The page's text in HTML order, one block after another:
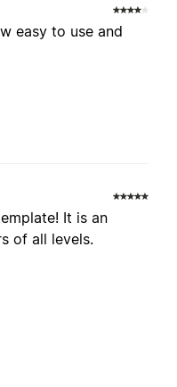
easy to use and
It is an
of all levels.